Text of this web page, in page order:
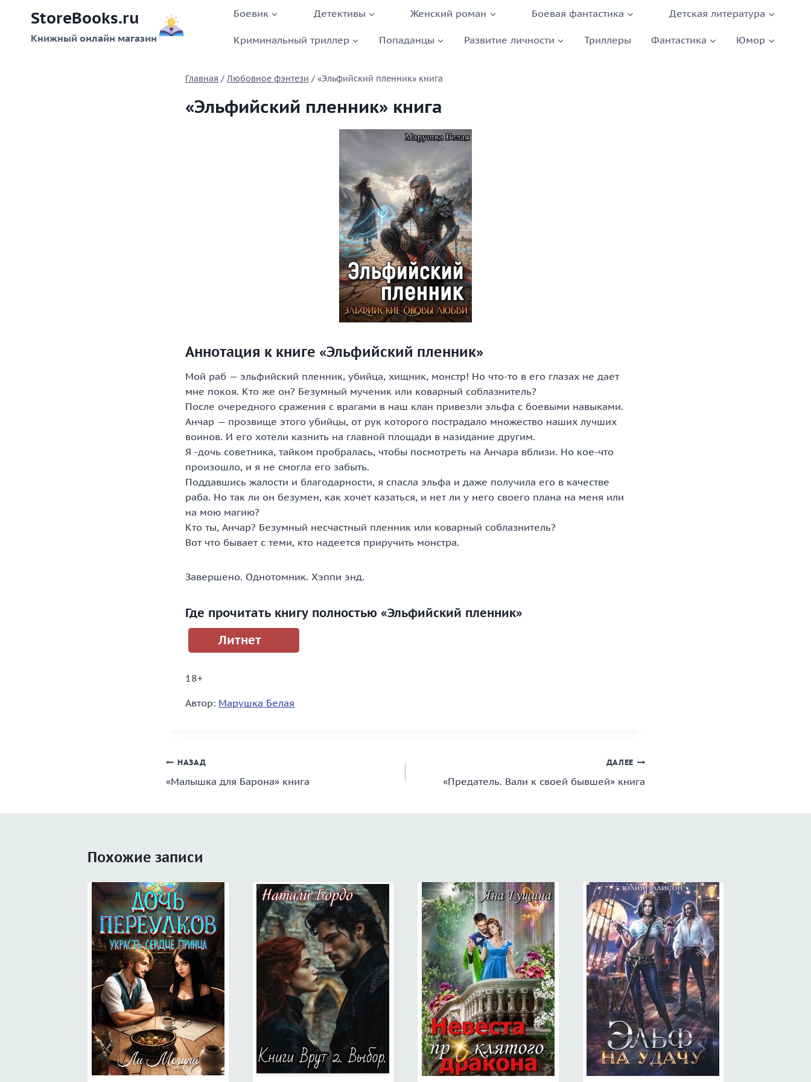
содержимому
StoreBooks.ru
Книжный онлайн магазин
Боевик Детективы Женский роман Боевая фантастика Детская литература
Криминальный триллер Попаданцы Развитие личности Триллеры Фантастика Юмор
Главная / Любовное фэнтези / «Эльфийский пленник» книга
«Эльфийский пленник» книга
Аннотация к книге «Эльфийский пленник»
Мой раб — эльфийский пленник, убийца, хищник, монстр! Но что-то в его глазах не дает
мне покоя. Кто же он? Безумный мученик или коварный соблазнитель?
После очередного сражения с врагами в наш клан привезли эльфа с боевыми навыками.
Анчар — прозвище этого убийцы, от рук которого пострадало множество наших лучших
воинов. И его хотели казнить на главной площади в назидание другим.
Я -дочь советника, тайком пробралась, чтобы посмотреть на Анчара вблизи. Но кое-что
произошло, и я не смогла его забыть.
Поддавшись жалости и благодарности, я спасла эльфа и даже получила его в качестве
раба. Но так ли он безумен, как хочет казаться, и нет ли у него своего плана на меня или
на мою магию?
Кто ты, Анчар? Безумный несчастный пленник или коварный соблазнитель?
Вот что бывает с теми, кто надеется приручить монстра.
Завершено. Однотомник. Хэппи энд.
Где прочитать книгу полностью «Эльфийский пленник»
Литнет
18+
Автор: Марушка Белая
Навигация
по
НАЗАД
«Малышка для Барона» книга
ДАЛЕЕ
«Предатель. Вали к своей бывшей» книга
Похожие записи